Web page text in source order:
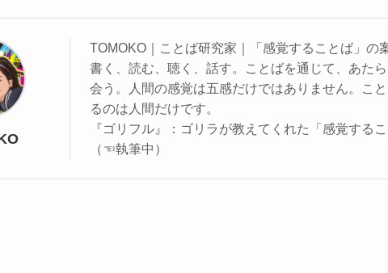
TOMOKO｜ことば研究家｜「感覚することば」の
書く、読む、聴く、話す。ことばを通じて、あた
会う。人間の感覚は五感だけではありません。こ
るのは人間だけです。
『ゴリフル』：ゴリラが教えてくれた「感覚する
（☜執筆中）